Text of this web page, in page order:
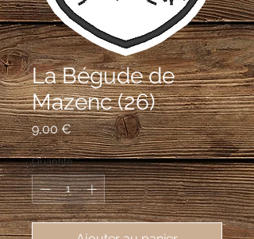
La Bégude de
Mazenc (26)
9,00 €Prix
Quantité *